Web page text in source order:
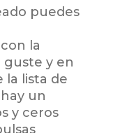
puedes
la
guste y en
la lista de
un
y ceros